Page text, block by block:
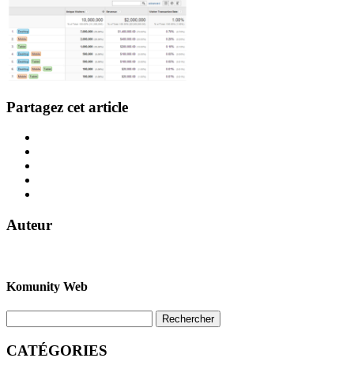
Partagez cet article
Auteur
Komunity Web
CATÉGORIES